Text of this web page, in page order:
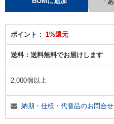
ポイント： 1%還元
送料： 送料無料でお届けします
2,000個以上
納期・仕様・代替品のお問合せ